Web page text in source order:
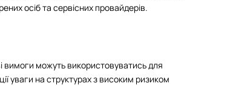
осіб та сервісних провайдерів.
вимоги можуть використовуватись для
уваги на структурах з високим ризиком